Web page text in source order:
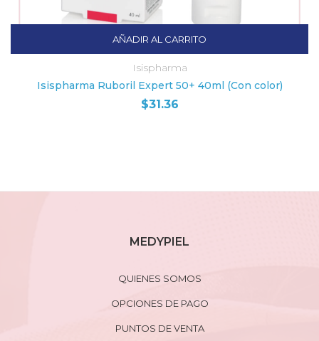
AÑADIR AL CARRITO
Isispharma
Isispharma Ruboril Expert 50+ 40ml (Con color)
$31.36
MEDYPIEL
QUIENES SOMOS
OPCIONES DE PAGO
PUNTOS DE VENTA